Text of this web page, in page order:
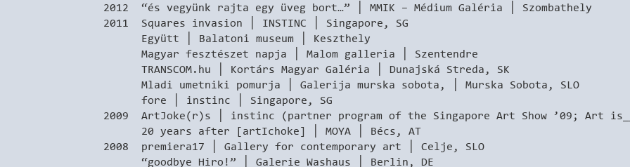
2012 “és vegyünk rajta egy üveg bort…” │ MMIK – Médium Galéria │ Szombathely
2011 Squares invasion │ INSTINC │ Singapore, SG
Együtt │ Balatoni museum │ Keszthely
Magyar fesztészet napja │ Malom galleria │ Szentendre
TRANSCOM.hu │ Kortárs Magyar Galéria │ Dunajská Streda, SK
Mladi umetniki pomurja │ Galerija murska sobota, │ Murska Sobota, SLO
fore │ instinc │ Singapore, SG
2009 ArtJoke(r)s │ instinc (partner program of the Singapore Art Show ’09; Art
20 years after [artIchoke] │ MOYA │ Bécs, AT
2008 premiera17 │ Gallery for contemporary art │ Celje, SLO
“goodbye Hiro!” │ Galerie Washaus │ Berlin, DE